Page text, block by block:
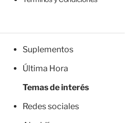
Suplementos
Última Hora
Temas de interés
Redes sociales